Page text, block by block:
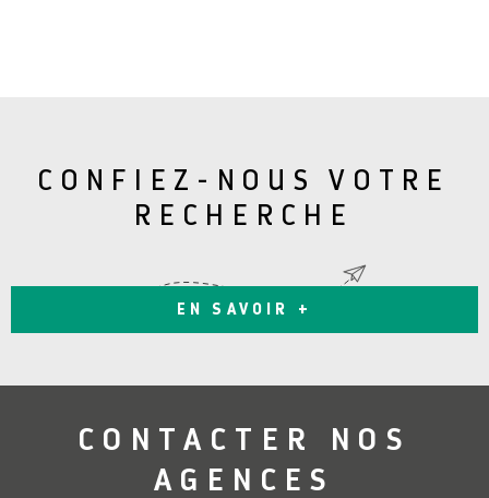
CONFIEZ-NOUS VOTRE
RECHERCHE
EN SAVOIR +
CONTACTER
NOS
AGENCES